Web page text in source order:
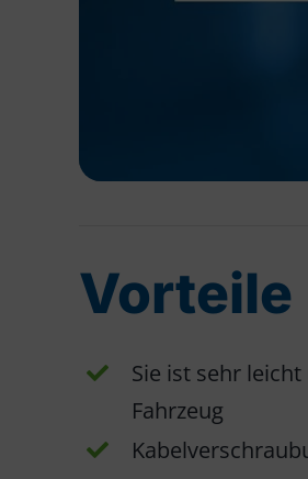
Vorteile
Sie ist sehr
Fahrzeug